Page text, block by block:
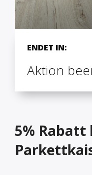
ENDET IN:
Aktion
5% Rabatt